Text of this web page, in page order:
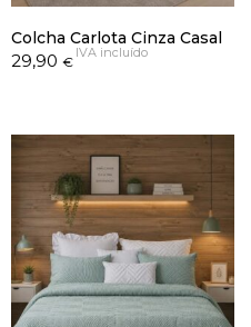
Colcha Carlota Cinza Casal
29,90 €
IVA incluído